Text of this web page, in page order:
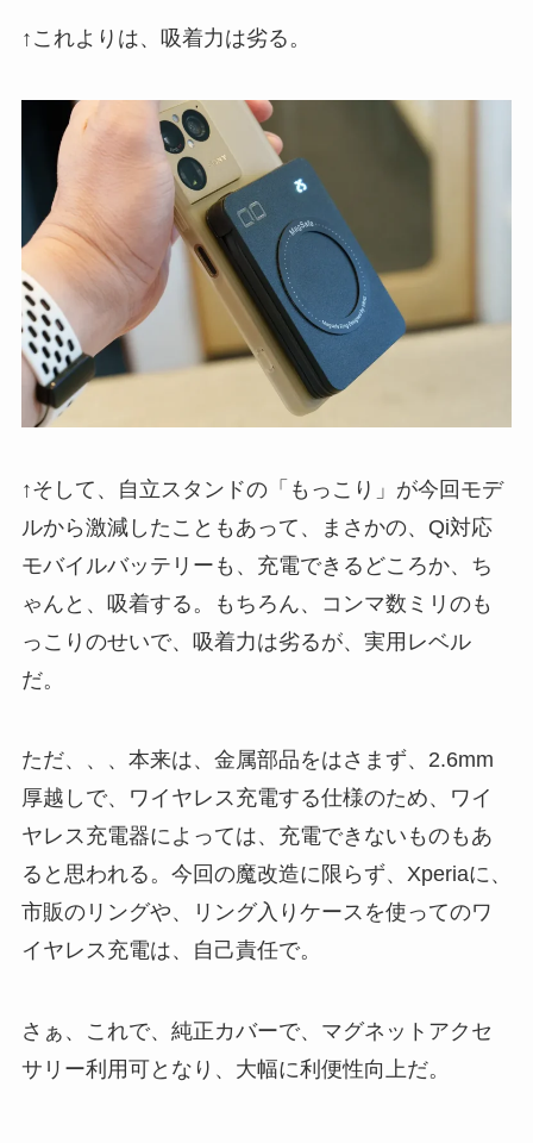
↑これよりは、吸着力は劣る。
↑そして、自立スタンドの「もっこり」が今回モデ
ルから激減したこともあって、まさかの、Qi対応
モバイルバッテリーも、充電できるどころか、ち
ゃんと、吸着する。もちろん、コンマ数ミリのも
っこりのせいで、吸着力は劣るが、実用レベル
だ。
ただ、、、本来は、金属部品をはさまず、2.6mm
厚越しで、ワイヤレス充電する仕様のため、ワイ
ヤレス充電器によっては、充電できないものもあ
ると思われる。今回の魔改造に限らず、Xperiaに、
市販のリングや、リング入りケースを使ってのワ
イヤレス充電は、自己責任で。
さぁ、これで、純正カバーで、マグネットアクセ
サリー利用可となり、大幅に利便性向上だ。